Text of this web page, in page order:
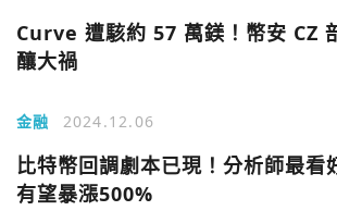
Curve 遭駭約 57 萬鎂！幣安 CZ
釀大禍
金融 2024.12.06
比特幣回調劇本已現！分析師最看
有望暴漲500%
今日熱門
您已閒置5分鐘，請點擊關閉按鈕或空白處
今日熱門